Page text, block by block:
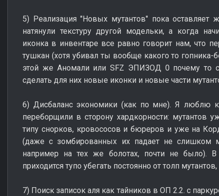
5) Реализация "Новых мутантов" пока оставляет
натянули текстуру другой модельки, а когда
иконка в инвентаре все равно говорит нам, что
тушкан (хотя убивал ты вообще какого то
этой же Аномали или SFZ ЭПИЗОД 0 почему то
сделать для них новые иконки и новые части
6) Дисбаланс экономики (как по мне). Я люблю
переборщили в сторону хардкорности: мутантов
типу снорков, кровососов и бюреров и уже на
(даже с зомбированных их падает не слишком
например на тех же болотах, почти не было). В
приходится тупо убегать постоянно от толп
7) Поиск записок аля как тайников в ОП 2.2. с